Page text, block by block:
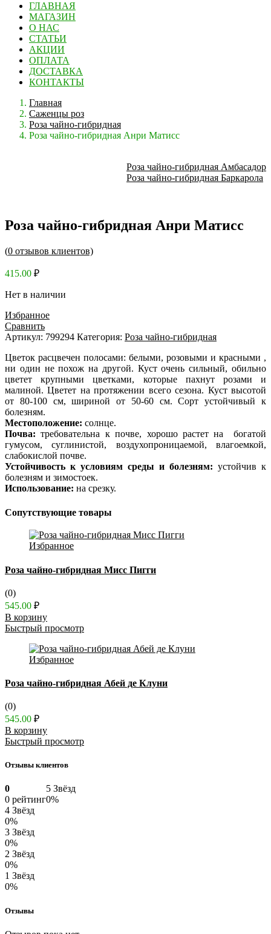
ГЛАВНАЯ
МАГАЗИН
О НАС
СТАТЬИ
АКЦИИ
ОПЛАТА
ДОСТАВКА
КОНТАКТЫ
Главная
Саженцы роз
Роза чайно-гибридная
Роза чайно-гибридная Анри Матисс
Роза чайно-гибридная Амбасадор
Роза чайно-гибридная Баркарола
Роза чайно-гибридная Анри Матисс
(0 отзывов клиентов)
415.00 ₽
Нет в наличии
Избранное
Сравнить
Артикул: 799294 Категория: Роза чайно-гибридная
Цветок расцвечен полосами: белыми, розовыми и красными ,
ни один не похож на другой. Куст очень сильный, обильно
цветет крупными цветками, которые пахнут розами и
малиной. Цветет на протяжении всего сезона. Куст высотой
от 80-100 см, шириной от 50-60 см. Сорт устойчивый к
болезням.
Местоположение: солнце.
Почва:требовательна к почве, хорошо растет на богатой
гумусом, суглинистой, воздухопроницаемой, влагоемкой,
слабокислой почве.
Устойчивость к условиям среды и болезням: устойчив к
болезням и зимостоек.
Использование: на срезку.
Сопутствующие товары
Избранное
Роза чайно-гибридная Мисс Пигги
(0)
545.00 ₽
В корзину
Быстрый просмотр
Избранное
Роза чайно-гибридная Абей де Клуни
(0)
545.00 ₽
В корзину
Быстрый просмотр
Отзывы клиентов
0
0 рейтинг
5 Звёзд
0%
4 Звёзд
0%
3 Звёзд
0%
2 Звёзд
0%
1 Звёзд
0%
Отзывы